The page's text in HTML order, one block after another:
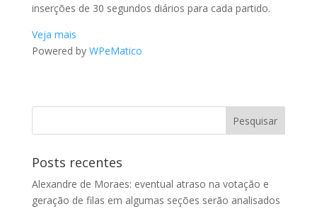
inserções de 30 segundos diários para cada partido.
Veja mais
Powered by WPeMatico
Posts recentes
Alexandre de Moraes: eventual atraso na votação e
geração de filas em algumas seções serão analisados